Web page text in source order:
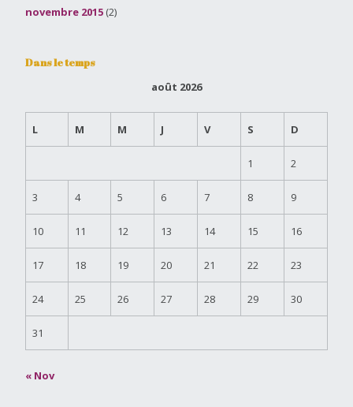
novembre 2015 (2)
Dans le temps
août 2026
L M M J V S D
1 2
3 4 5 6 7 8 9
10 11 12 13 14 15 16
17 18 19 20 21 22 23
24 25 26 27 28 29 30
31
« Nov